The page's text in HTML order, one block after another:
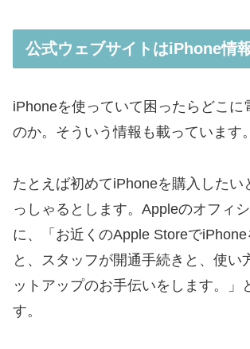
公式ウェブサイトはiPhone情
iPhoneを使っていて困ったらどこに
のか。そういう情報も載っています。
たとえば初めてiPhoneを購入したい
っしゃるとします。Appleのオフィ
に、「 お近くのApple Storeで
と、スタッフが開通手続きと、使い
ットアップのお手伝いをします。
」
す。